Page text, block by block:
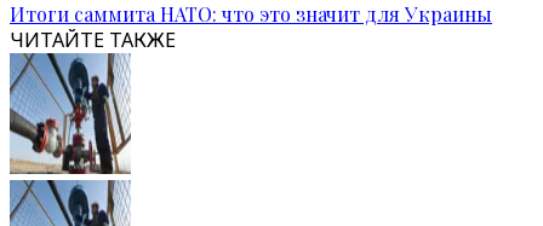
Итоги саммита НАТО: что это значит для Украины
ЧИТАЙТЕ ТАКЖЕ